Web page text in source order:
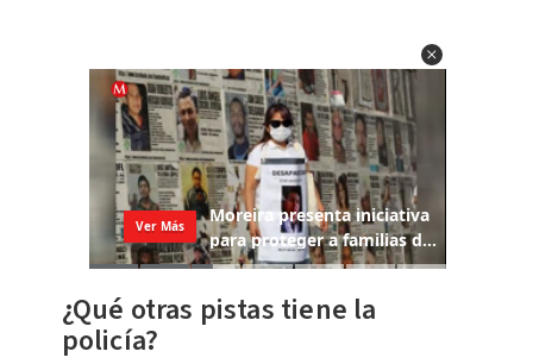
¿Qué otras pistas tiene la
policía?